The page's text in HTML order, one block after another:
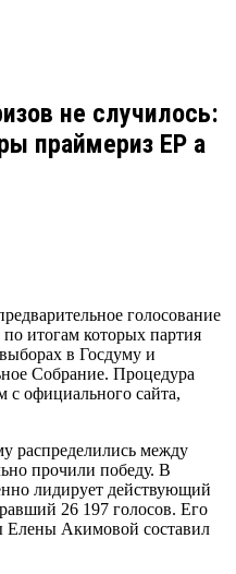
не случилось:
праймериз ЕР а
голосование
итогам которых партия
в Госдуму и
Собрание. Процедура
с официального сайта,
распределились между
прочили победу. В
лидирует действующий
26 197 голосов. Его
Акимовой составил